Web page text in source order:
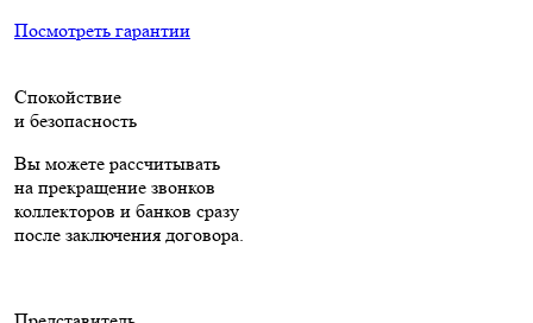
Посмотреть гарантии
Спокойствие
и безопасность
Вы можете рассчитывать
на прекращение звонков
коллекторов и банков сразу
после заключения договора.